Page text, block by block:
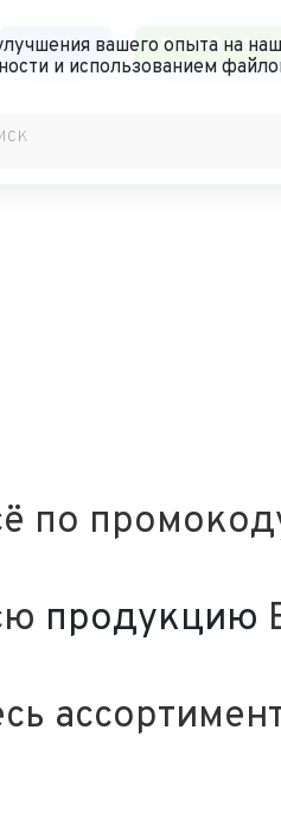
Каталог Личный
по
продукцию
вашего опыта на
и использованием